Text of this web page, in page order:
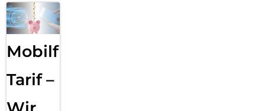
Mobilfunk
Tarif –